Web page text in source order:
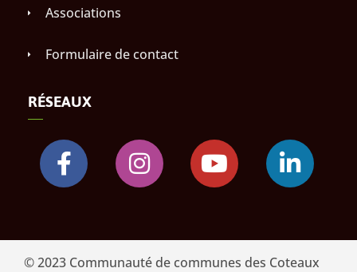
Associations
Formulaire de contact
RÉSEAUX
© 2023 Communauté de communes des Coteaux